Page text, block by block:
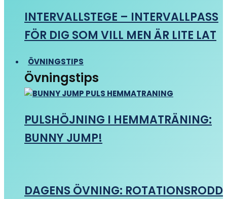
INTERVALLSTEGE – INTERVALLPASS
FÖR DIG SOM VILL MEN ÄR LITE LAT
ÖVNINGSTIPS
Övningstips
PULSHÖJNING I HEMMATRÄNING:
BUNNY JUMP!
DAGENS ÖVNING: ROTATIONSRODD